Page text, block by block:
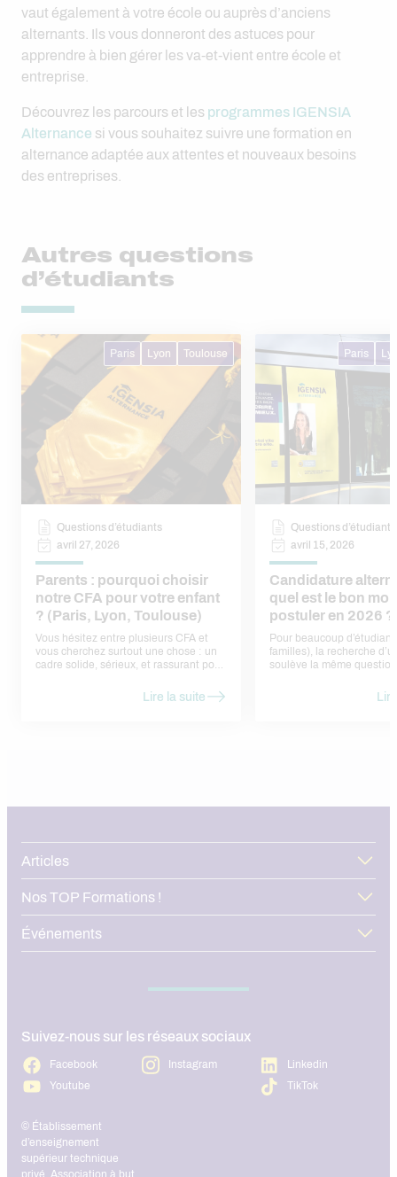
vaut également à votre école ou auprès d’anciens
alternants. Ils vous donneront des astuces pour
apprendre à bien gérer les va-et-vient entre école et
entreprise.
Découvrez les parcours et les programmes IGENSIA
Alternance si vous souhaitez suivre une formation en
alternance adaptée aux attentes et nouveaux besoins
des entreprises.
Autres questions
d’étudiants
Paris Lyon Toulouse
Questions d’étudiants
avril 27, 2026
Parents : pourquoi choisir
notre CFA pour votre enfant
? (Paris, Lyon, Toulouse)
Vous hésitez entre plusieurs CFA et
vous cherchez surtout une chose : un
cadre solide, sérieux, et rassurant pour
questions/réponses — comme si nous
Lire la suite
Paris
Questions d’étudiants
avril 15, 2026
Candidature
quel est le bon
postuler en 2026 ?
Pour beaucoup
familles), la recherche
soulève la même
ne pas trouver d’offres.
risque de passer à côté
Articles
Nos TOP Formations !
Événements
Suivez-nous sur les réseaux sociaux
Facebook Instagram
Linkedin
Youtube
TikTok
© Établissement
d’enseignement
supérieur technique
privé, Association à but